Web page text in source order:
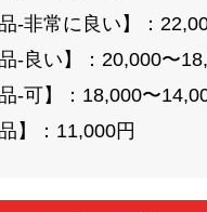
-非常に良い】：
-良い】：20,000〜
-可】：18,000〜
】：11,000円